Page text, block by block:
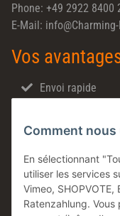
Comment
En sélectionnant
utiliser les services
Vimeo,
Ratenzahlung.
Phone: +49 2922 8400
E-Mail:
Vos
Envoi rapide
Made in Germany
Produits en stock
Entreprise
Conseils